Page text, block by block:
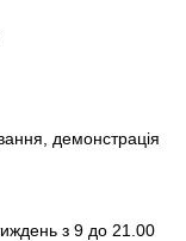
демонстрація
з 9 до 21.00